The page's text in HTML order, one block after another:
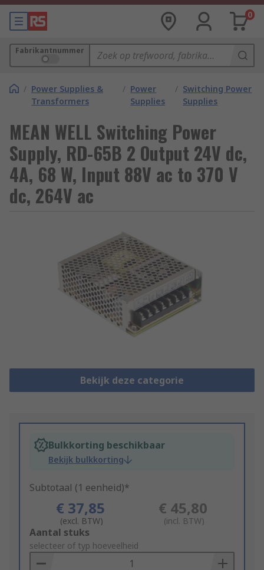
0
Fabrikantnummer
/ Power Supplies &
Transformers
/ Power
Supplies
/ Switching Power
Supplies
MEAN WELL Switching Power
Supply, RD-65B 2 Output 24V dc,
4A, 68 W, Input 88V ac to 370 V
dc, 264V ac
Bekijk deze categorie
Bulkkorting beschikbaar
Bekijk bulkkorting
Subtotaal (1 eenheid)*
€ 37,85
(excl. BTW)
€ 45,80
(incl. BTW)
Add
to
Basket
Aantal stuks
selecteer of typ hoeveelheid